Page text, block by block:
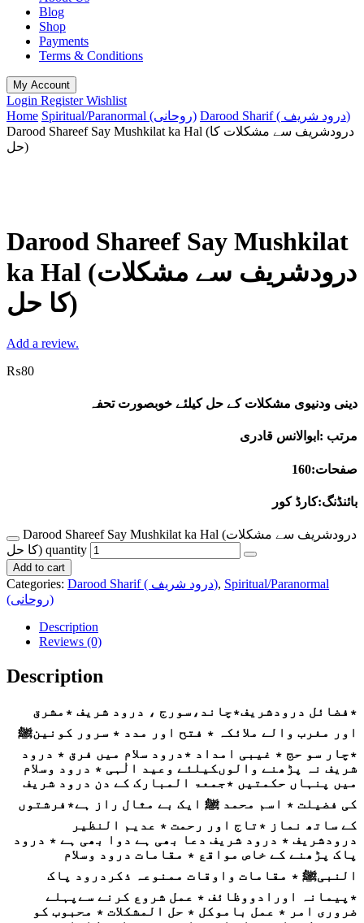
Blog
Shop
Payments
Terms & Conditions
My Account
Login RegisterWishlist
Home
Spiritual/Paranormal (روحانی)
Darood Sharif ( درود شریف)
Darood Shareef Say Mushkilat ka Hal (درودشریف سے مشکلات کا
حل)
Darood Shareef Say Mushkilat
ka Hal (درودشریف سے مشکلات
کا حل)
Add a review.
₨80
دینی ودنیوی مشکلات کے حل کیلئے خوبصورت تحفہ
مرتب :ابوالانس قادری
صفحات:160
بائنڈنگ:کارڈ کور
Darood Shareef Say Mushkilat ka Hal (درودشریف سے مشکلات
کا حل) quantity
Add to cart
Categories: Darood Sharif ( درود شریف), Spiritual/Paranormal
(روحانی)
Description
Reviews (0)
Description
٭فضائل درودشریف٭چاند،سورج ، درود شریف ٭مشرق
اور مغرب والے ملائکہ ٭ فتح اور مدد ٭ سرور کونینﷺ
٭چار سو حج ٭ غیبی امداد ٭درود سلام میں فرق ٭ درود
شریف نہ پڑھنے والوںکیلئے وعید الٰہی ٭ درود وسلام
میں پنہاں حکمتیں ٭جمعۃ المبارک کے دن درود شریف
کی فضیلت ٭ اسم محمد ﷺ ایک بے مثال راز ہے٭فرشتوں
کے ساتھ نماز ٭تاج اور رحمت ٭ عدیم النظیر
درودشریف ٭ درود شریف دعا بھی ہے دوا بھی ہے ٭ درود
پاک پڑھنے کے خاص مواقع ٭ مقامات درود وسلام
النبیﷺ ٭ مقامات واوقات ممنوعہ ذکردرود پاک
٭پیمانہ اورادووظائف ٭ عمل شروع کرنے سےپہلے
ضروری امر ٭ عمل باموکل ٭ حل المشکلات ٭ محبوب کو